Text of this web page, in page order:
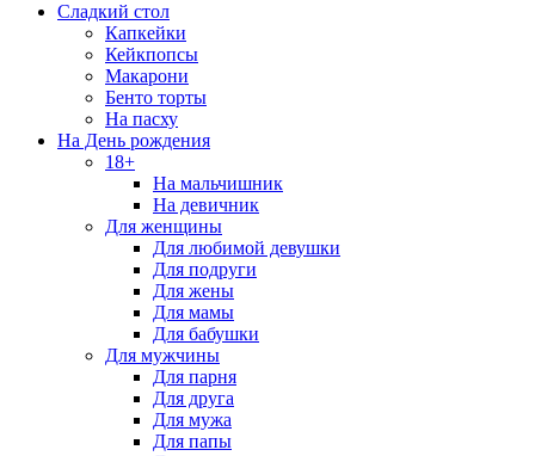
Сладкий стол
Капкейки
Кейкпопсы
Макарони
Бенто торты
На пасху
На День рождения
18+
На мальчишник
На девичник
Для женщины
Для любимой девушки
Для подруги
Для жены
Для мамы
Для бабушки
Для мужчины
Для парня
Для друга
Для мужа
Для папы